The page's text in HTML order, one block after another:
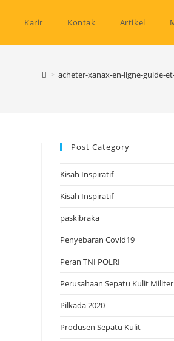
Karir Kontak Artikel
> acheter-xanax-en-ligne-guide-
Post Category
Kisah Inspiratif
Kisah Inspiratif
paskibraka
Penyebaran Covid19
Peran TNI POLRI
Perusahaan Sepatu Kulit Militer
Pilkada 2020
Produsen Sepatu Kulit